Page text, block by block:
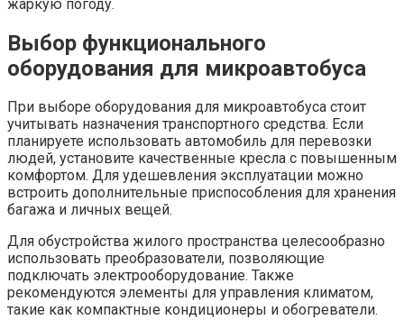
жаркую погоду.
Выбор функционального
оборудования для микроавтобуса
При выборе оборудования для микроавтобуса стоит
учитывать назначения транспортного средства. Если
планируете использовать автомобиль для перевозки
людей, установите качественные кресла с повышенным
комфортом. Для удешевления эксплуатации можно
встроить дополнительные приспособления для хранения
багажа и личных вещей.
Для обустройства жилого пространства целесообразно
использовать преобразователи, позволяющие
подключать электрооборудование. Также
рекомендуются элементы для управления климатом,
такие как компактные кондиционеры и обогреватели.